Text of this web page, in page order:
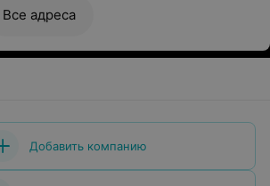
Все адреса
Добавить компанию